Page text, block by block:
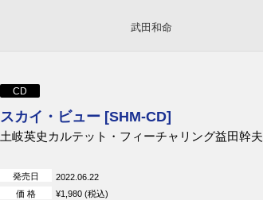
武田和命
CD
スカイ・ビュー [SHM-CD]
土岐英史カルテット・フィーチャリング益田幹夫
発売日
2022.06.22
価 格
¥1,980 (税込)